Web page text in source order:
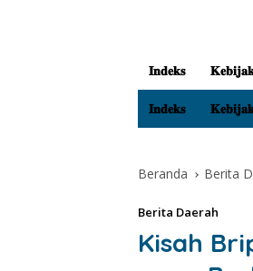
𝐈𝐧𝐝𝐞𝐤𝐬
𝐈𝐧𝐝𝐞𝐤𝐬
Beranda Berita
Berita Daerah
Kisah